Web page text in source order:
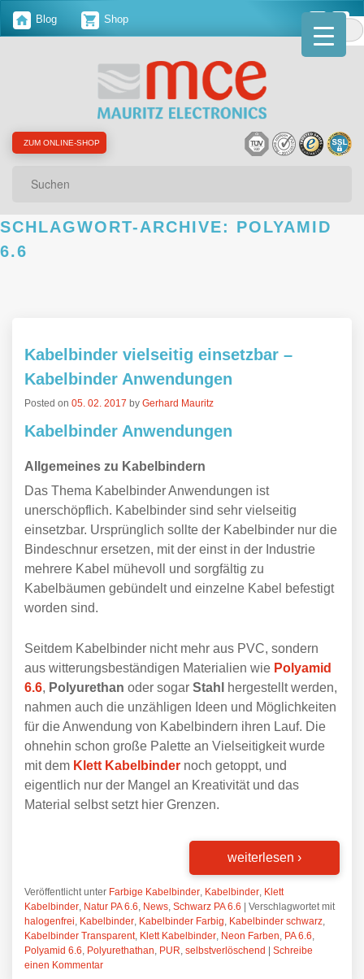
Blog Shop
ZUM ONLINE-SHOP
SCHLAGWORT-ARCHIVE: POLYAMID
6.6
Kabelbinder vielseitig einsetzbar –
Kabelbinder Anwendungen
Posted on 05. 02. 2017 by Gerhard Mauritz
Kabelbinder Anwendungen
Allgemeines zu Kabelbindern
Das Thema Kabelbinder Anwendungen ist
unerschöpflich. Kabelbinder sind sehr vielseitig
einsetzbar. Ursprünglich sollte der Kabelbinder nur die
Bindeschnur ersetzen, mit der einst in der Industrie
mehrere Kabel mühevoll und sorgfältig zu
Kabelbäumen gebündelt und einzelne Kabel befestigt
worden sind.
Seitdem Kabelbinder nicht mehr aus PVC, sondern
aus witterungsbeständigen Materialien wie Polyamid
6.6, Polyurethan oder sogar Stahl
hergestellt werden,
nahmen auch die unzähligen Ideen und Möglichkeiten
für die Anwendung von Kabelbindern ihren Lauf. Die
ohnehin schon große Palette an Vielseitigkeit wurde
mit dem Klett Kabelbinder noch getoppt, und
eigentlich nur der Mangel an Kreativität und das
Material selbst setzt hier Grenzen.
weiterlesen ›
Veröffentlicht unter Farbige Kabelbinder, Kabelbinder, Klett
Kabelbinder, Natur PA 6.6, News, Schwarz PA 6.6 | Verschlagwortet mit
halogenfrei, Kabelbinder, Kabelbinder Farbig, Kabelbinder schwarz,
Kabelbinder Transparent, Klett Kabelbinder, Neon Farben, PA 6.6,
Polyamid 6.6, Polyurethathan, PUR, selbstverlöschend | Schreibe
einen Kommentar